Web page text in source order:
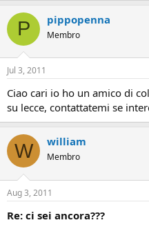
rP pippopenna
Membro
Jul 3, 2011
Ciao cari io ho un amico di
su lecce, contattatemi se
W william
Membro
Aug 3, 2011
Re: ci sei ancora???